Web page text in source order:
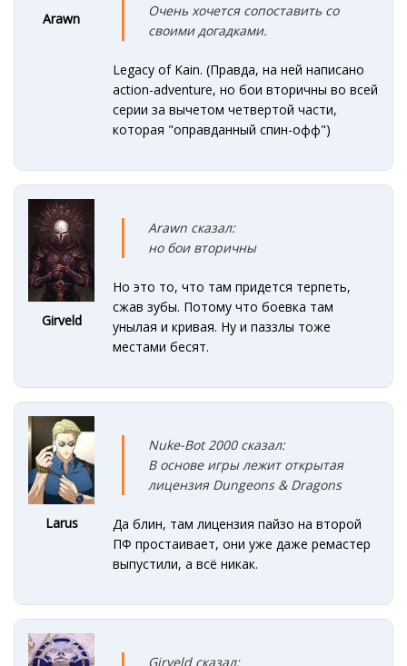
Arawn
Очень хочется сопоставить со
своими догадками.
Legacy of Kain. (Правда, на ней написано
action-adventure, но бои вторичны во всей
серии за вычетом четвертой части,
которая "оправданный спин-офф")
Girveld
Arawn сказал:
но бои вторичны
Но это то, что там придется терпеть,
сжав зубы. Потому что боевка там
унылая и кривая. Ну и паззлы тоже
местами бесят.
Larus
Nuke-Bot 2000 сказал:
В основе игры лежит открытая
лицензия Dungeons & Dragons
Да блин, там лицензия пайзо на второй
ПФ простаивает, они уже даже ремастер
выпустили, а всё никак.
Girveld сказал: